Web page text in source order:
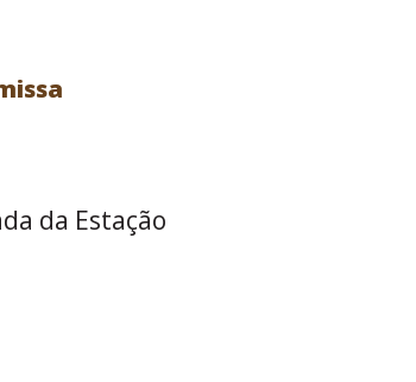
da Estação